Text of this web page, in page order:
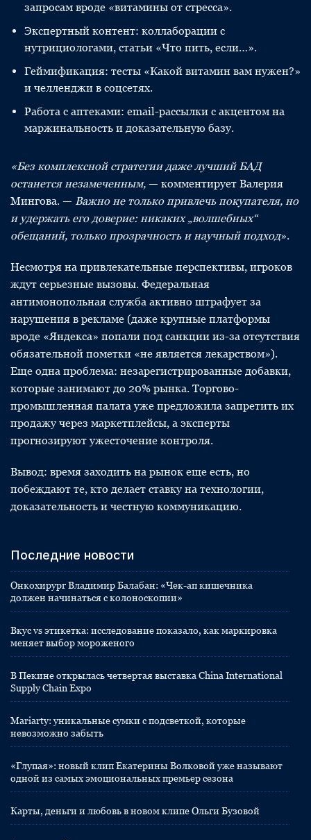
запросам вроде «витамины от стресса».
Экспертный контент: коллаборации с
нутрициологами, статьи «Что пить, если…».
Геймификация: тесты «Какой витамин вам нужен?»
и челленджи в соцсетях.
Работа с аптеками: email-рассылки с акцентом на
маржинальность и доказательную базу.
«Без комплексной стратегии даже лучший БАД
останется незамеченным, — комментирует Валерия
Мингова. — Важно не только привлечь покупателя, но
и удержать его доверие: никаких „волшебных“
обещаний, только прозрачность и научный подход».
Несмотря на привлекательные перспективы, игроков
ждут серьезные вызовы. Федеральная
антимонопольная служба активно штрафует за
нарушения в рекламе (даже крупные платформы
вроде «Яндекса» попали под санкции из-за отсутствия
обязательной пометки «не является лекарством»).
Еще одна проблема: незарегистрированные добавки,
которые занимают до 20% рынка. Торгово-
промышленная палата уже предложила запретить их
продажу через маркетплейсы, а эксперты
прогнозируют ужесточение контроля.
Вывод: время заходить на рынок еще есть, но
побеждают те, кто делает ставку на технологии,
доказательность и честную коммуникацию.
Последние новости
Онкохирург Владимир Балабан: «Чек-ап кишечника
должен начинаться с колоноскопии»
Вкус vs этикетка: исследование показало, как маркировка
меняет выбор мороженого
В Пекине открылась четвертая выставка China International
Supply Chain Expo
Mariarty: уникальные сумки с подсветкой, которые
невозможно забыть
«Глупая»: новый клип Екатерины Волковой уже называют
одной из самых эмоциональных премьер сезона
Карты, деньги и любовь в новом клипе Ольги Бузовой